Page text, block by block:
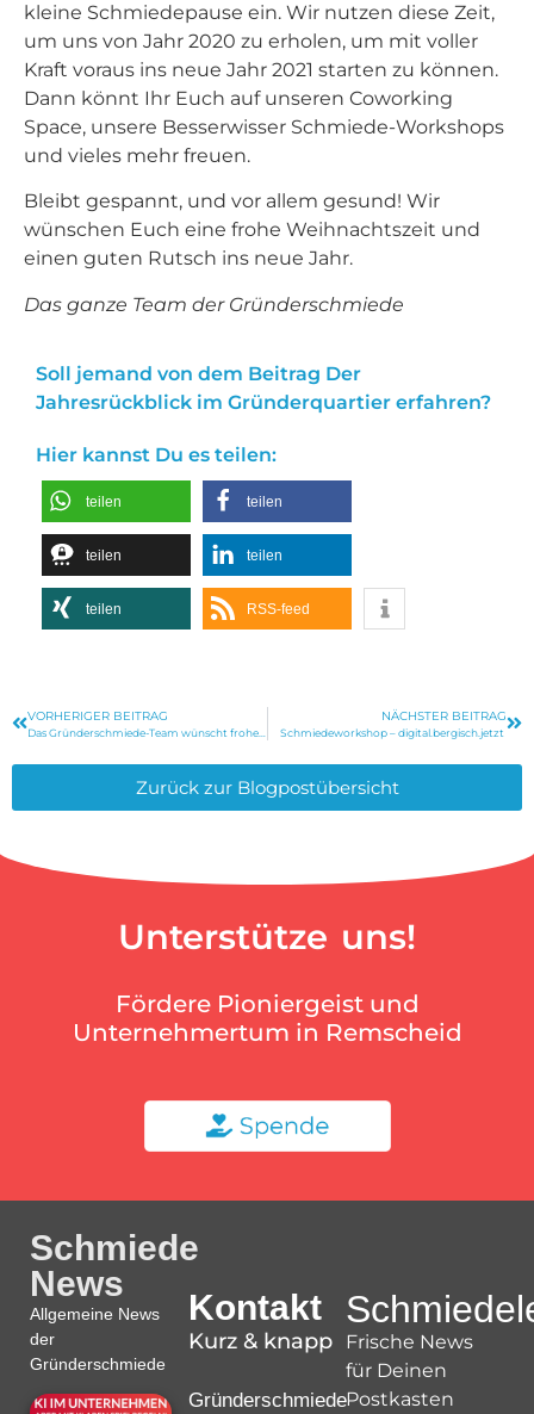
kleine Schmiedepause ein. Wir nutzen diese Zeit,
um uns von Jahr 2020 zu erholen, um mit voller
Kraft voraus ins neue Jahr 2021 starten zu können.
Dann könnt Ihr Euch auf unseren Coworking
Space, unsere Besserwisser Schmiede-Workshops
und vieles mehr freuen.
Bleibt gespannt, und vor allem gesund! Wir
wünschen Euch eine frohe Weihnachtszeit und
einen guten Rutsch ins neue Jahr.
Das ganze Team der Gründerschmiede
Soll jemand von dem Beitrag Der
Jahresrückblick im Gründerquartier erfahren?
Hier kannst Du es teilen:
teilen teilen
teilen teilen
teilen RSS-feed
VORHERIGER BEITRAG NÄCHSTER BEITRAG
Schmiedeworkshop – digital.bergisch.jetzt
Zurück zur Blogpostübersicht
Unterstütze uns!
Fördere Pioniergeist und
Unternehmertum in Remscheid
Schmiede
News
Allgemeine News
der
Gründerschmiede
Kontakt
Kurz & knapp
Gründerschmiede
Frische News
für Deinen
Postkasten